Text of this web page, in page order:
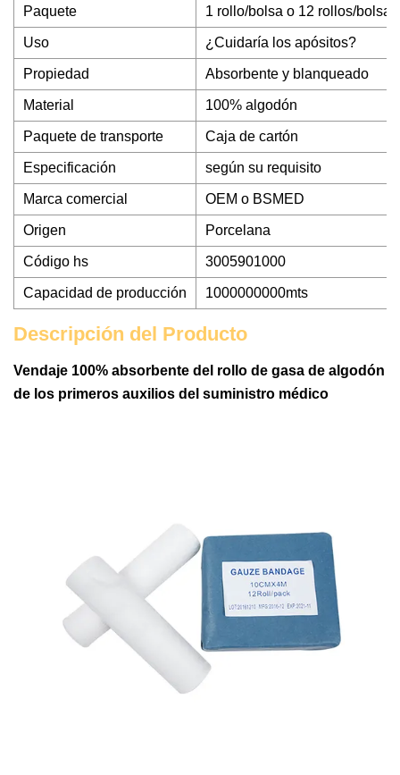
Paquete 1 rollo/bolsa o 12 rollos/bolsa
Uso ¿Cuidaría los apósitos?
Propiedad Absorbente y blanqueado
Material 100% algodón
Paquete de transporte Caja de cartón
Especificación según su requisito
Marca comercial OEM o BSMED
Origen Porcelana
Código hs 3005901000
Capacidad de producción 1000000000mts
Descripción del Producto
Vendaje 100% absorbente del rollo de gasa de algodón
de los primeros auxilios del suministro médico